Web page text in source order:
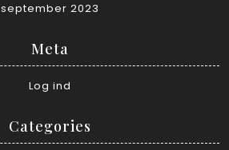
september 2023
Meta
Log ind
Categories